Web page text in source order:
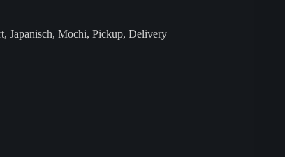
,Japanisch,Mochi,Pickup,Delivery